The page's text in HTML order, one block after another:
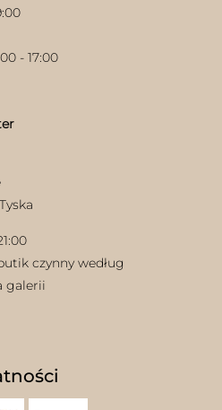
- 17:00
czynny według
galerii